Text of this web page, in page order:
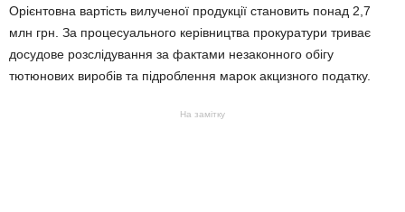
Орієнтовна вартість вилученої продукції становить понад 2,7
млн грн. За процесуального керівництва прокуратури триває
досудове розслідування за фактами незаконного обігу
тютюнових виробів та підроблення марок акцизного податку.
На замітку